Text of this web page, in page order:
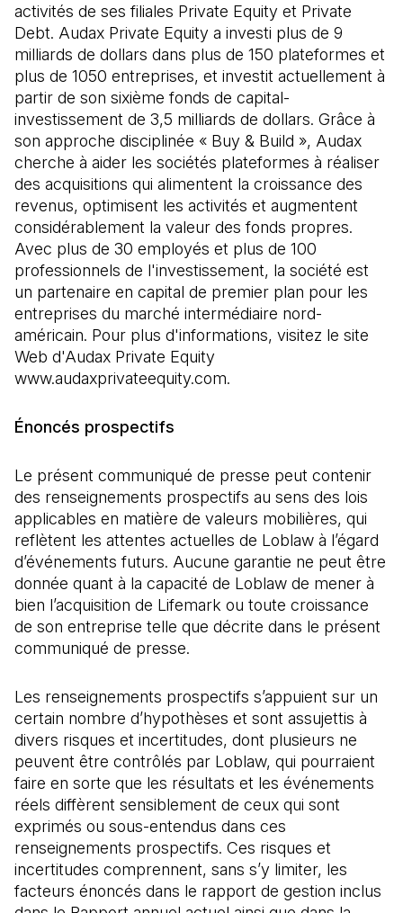
activités de ses filiales Private Equity et Private
Debt. Audax Private Equity a investi plus de 9
milliards de dollars dans plus de 150 plateformes et
plus de 1050 entreprises, et investit actuellement à
partir de son sixième fonds de capital-
investissement de 3,5 milliards de dollars. Grâce à
son approche disciplinée « Buy & Build », Audax
cherche à aider les sociétés plateformes à réaliser
des acquisitions qui alimentent la croissance des
revenus, optimisent les activités et augmentent
considérablement la valeur des fonds propres.
Avec plus de 30 employés et plus de 100
professionnels de l'investissement, la société est
un partenaire en capital de premier plan pour les
entreprises du marché intermédiaire nord-
américain. Pour plus d'informations, visitez le site
Web d'Audax Private Equity
www.audaxprivateequity.com.
Énoncés prospectifs
Le présent communiqué de presse peut contenir
des renseignements prospectifs au sens des lois
applicables en matière de valeurs mobilières, qui
reflètent les attentes actuelles de Loblaw à l’égard
d’événements futurs. Aucune garantie ne peut être
donnée quant à la capacité de Loblaw de mener à
bien l’acquisition de Lifemark ou toute croissance
de son entreprise telle que décrite dans le présent
communiqué de presse.
Les renseignements prospectifs s’appuient sur un
certain nombre d’hypothèses et sont assujettis à
divers risques et incertitudes, dont plusieurs ne
peuvent être contrôlés par Loblaw, qui pourraient
faire en sorte que les résultats et les événements
réels diffèrent sensiblement de ceux qui sont
exprimés ou sous-entendus dans ces
renseignements prospectifs. Ces risques et
incertitudes comprennent, sans s’y limiter, les
facteurs énoncés dans le rapport de gestion inclus